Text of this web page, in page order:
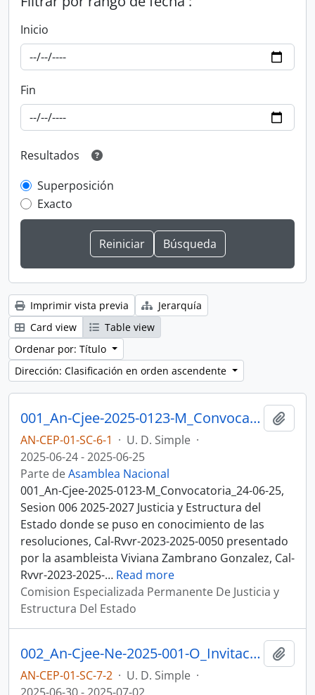
Inicio
Fin
Resultados
Superposición
Exacto
Imprimir vista previa
Jerarquía
Card view
Table view
Ordenar por: Título
Dirección: Clasificación en orden ascendente
001_An-Cjee-2025-0123-M_Convocatoria_24-06-25, Sesion 006 Justicia y Estructura del Estado
AN-CEP-01-SC-6-1 · U. D. Simple ·
2025-06-24 - 2025-06-25
Parte deAsamblea Nacional
001_An-Cjee-2025-0123-M_Convocatoria_24-06-25,
Sesion 006 2025-2027 Justicia y Estructura del
Estado donde se puso en conocimiento de las
resoluciones, Cal-Rvvr-2023-2025-0050 presentado
por la asambleista Viviana Zambrano Gonzalez, Cal-
Rvvr-2023-2025-… Read more
Comision Especializada Permanente De Justicia y
Estructura Del Estado
002_An-Cjee-Ne-2025-001-O_Invitacion Comision General_30-06-25, Sesion 007 Justicia y Estructura del Estado
AN-CEP-01-SC-7-2 · U. D. Simple ·